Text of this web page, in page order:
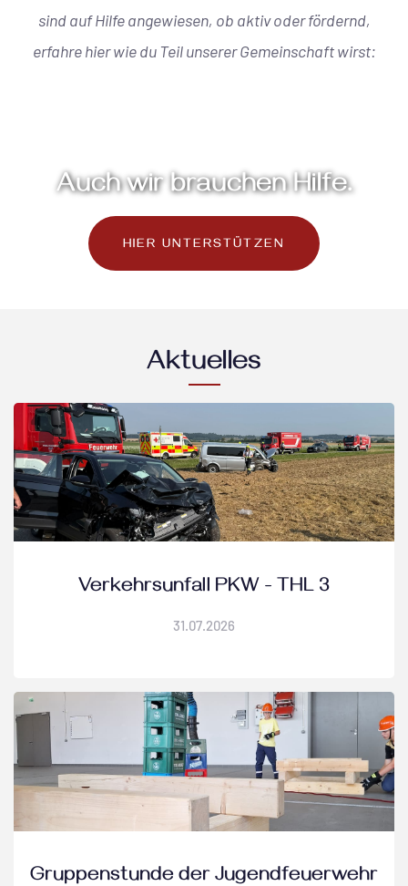
sind auf Hilfe angewiesen, ob aktiv oder fördernd,
erfahre hier wie du Teil unserer Gemeinschaft wirst:
Auch wir brauchen Hilfe.
HIER UNTERSTÜTZEN
Aktuelles
Verkehrsunfall PKW - THL 3
31.07.2026
Gruppenstunde der Jugendfeuerwehr